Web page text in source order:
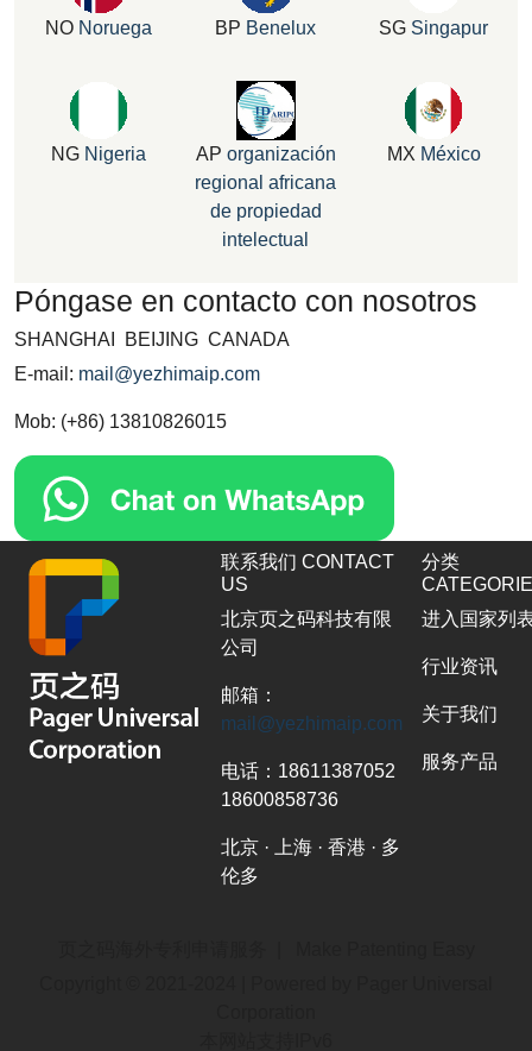
NO Noruega BP Benelux SG Singapur
NG Nigeria AP organización
regional africana
de propiedad
intelectual
MX México
Póngase en contacto con nosotros
SHANGHAI BEIJING CANADA
E-mail: mail@yezhimaip.com
Mob: (+86) 13810826015
联系我们 CONTACT
US
北京页之码科技有限
公司
邮箱：
mail@yezhimaip.com
电话：18611387052
18600858736
北京 · 上海 · 香港 · 多
伦多
分类
进入国家列
行业资讯
关于我们
服务产品